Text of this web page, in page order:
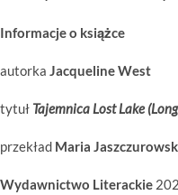
Informacje o książce
autorka Jacqueline West
tytuł Tajemnica Lost Lake
przekład Maria
Wydawnictwo Literackie